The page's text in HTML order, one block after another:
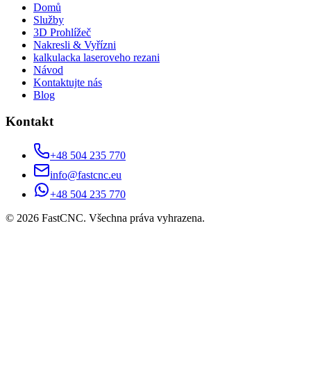
Domů
Služby
3D Prohlížeč
Nakresli & Vyřízni
kalkulacka laseroveho rezani
Návod
Kontaktujte nás
Blog
Kontakt
+48 504 235 770
info@fastcnc.eu
+48 504 235 770
© 2026 FastCNC. Všechna práva vyhrazena.